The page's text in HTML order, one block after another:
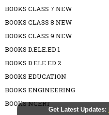
Get Latest Updates:
BOOKS CLASS 7 NEW
BOOKS CLASS 8 NEW
BOOKS CLASS 9 NEW
BOOKS D.ELE.ED 1
BOOKS D.ELE.ED 2
BOOKS EDUCATION
BOOKS ENGINEERING
BOOKS NCERT